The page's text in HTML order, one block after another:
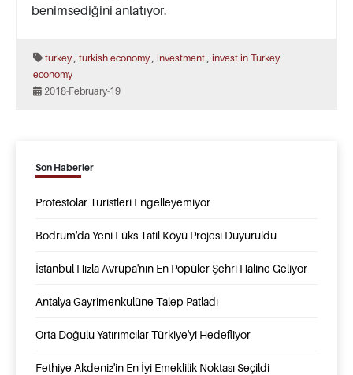
benimsediğini anlatıyor.
turkey turkish economy investment invest in Turkey
economy
2018-February-19
Son Haberler
Protestolar Turistleri Engelleyemiyor
Bodrum'da Yeni Lüks Tatil Köyü Projesi Duyuruldu
İstanbul Hızla Avrupa'nın En Popüler Şehri Haline Geliyor
Antalya Gayrimenkulüne Talep Patladı
Orta Doğulu Yatırımcılar Türkiye'yi Hedefliyor
Fethiye Akdeniz'in En İyi Emeklilik Noktası Seçildi